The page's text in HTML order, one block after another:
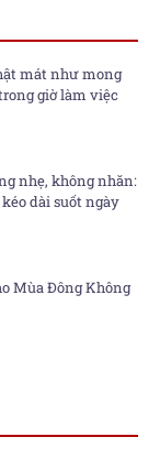
mát như mong
giờ làm việc
nhẹ, không nhăn:
dài suốt ngày
Mùa Đông Không